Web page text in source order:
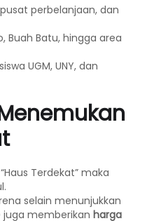
perbelanjaan, dan
Buah Batu, hingga area
UGM, UNY, dan
Terdekat” maka
selain menunjukkan
juga memberikan harga